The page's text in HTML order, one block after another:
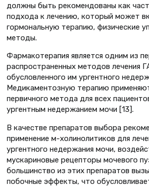
должны быть рекомендованы как
подхода к лечению, который может
гормональную терапию, физические
методы.
Фармакотерапия является одним из
распространенных методов лечения
обусловленного им ургентного
Медикаментозную терапию
первичного метода для всех
ургентным недержанием мочи [13].
В качестве препаратов выбора
применение м-холинолитиков для
ургентного недержания мочи,
мускариновые рецепторы мочевого
большинство из этих препаратов
побочные эффекты, что